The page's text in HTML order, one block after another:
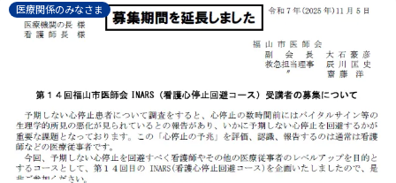
医療関係のみなさま